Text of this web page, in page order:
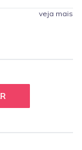
veja mais